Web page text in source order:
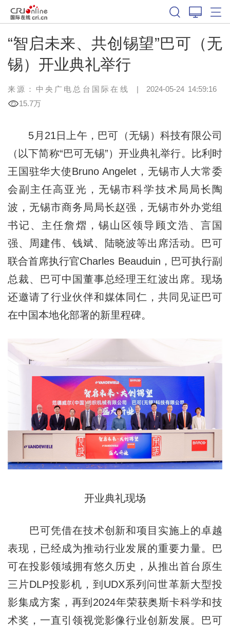
“智启未来、共创锡望”巴可（无
锡）开业典礼举行
来源：中央广电总台国际在线 | 2024-05-24 14:59:16
15.7万
5月21日上午，巴可（无锡）科技有限公司
（以下简称“巴可无锡”）开业典礼举行。比利时
王国驻华大使Bruno Angelet，无锡市人大常委
会副主任高亚光，无锡市科学技术局局长陶
波，无锡市商务局局长赵强，无锡市外办党组
书记、主任詹熠，锡山区领导顾文浩、言国
强、周建伟、钱斌、陆晓波等出席活动。巴可
联合首席执行官Charles Beauduin，巴可执行副
总裁、巴可中国董事总经理王红波出席。现场
还邀请了行业伙伴和媒体同仁，共同见证巴可
在中国本地化部署的新里程碑。
开业典礼现场
巴可凭借在技术创新和项目实施上的卓越
表现，已经成为推动行业发展的重要力量。巴
可在投影领域拥有悠久历史，从推出首台原生
三片DLP投影机，到UDX系列问世革新大型投
影集成方案，再到2024年荣获奥斯卡科学和技
术奖，一直引领视觉影像行业创新发展。巴可